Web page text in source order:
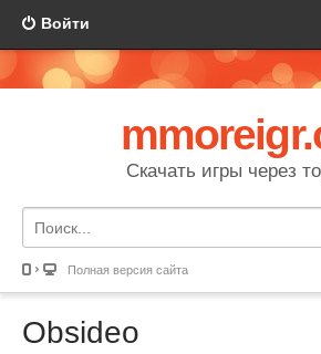
Войти
Скачать игры через
Полная версия сайта
Obsideo